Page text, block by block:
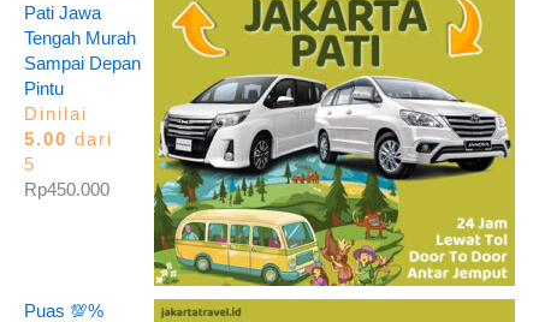
Pati Jawa
Tengah Murah
Sampai Depan
Pintu
Dinilai
5.00 dari
5
Rp450.000
Puas 💯%